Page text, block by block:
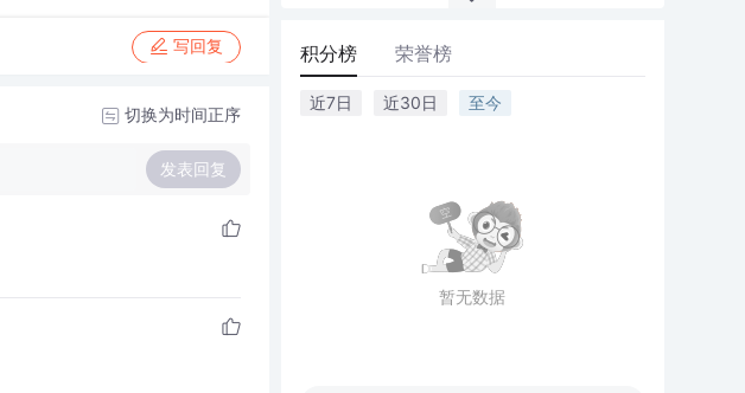
写回复
切换为时间正序
发表回复
积分榜 荣誉榜
近7日 近30日 至今
暂无数据